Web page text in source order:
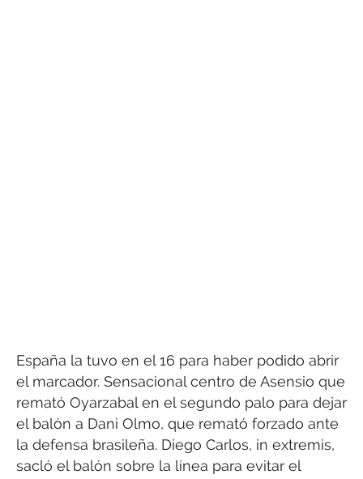
España la tuvo en el 16 para haber podido abrir
el marcador. Sensacional centro de Asensio que
remató Oyarzabal en el segundo palo para dejar
el balón a Dani Olmo, que remató forzado ante
la defensa brasileña. Diego Carlos, in extremis,
sacló el balón sobre la línea para evitar el